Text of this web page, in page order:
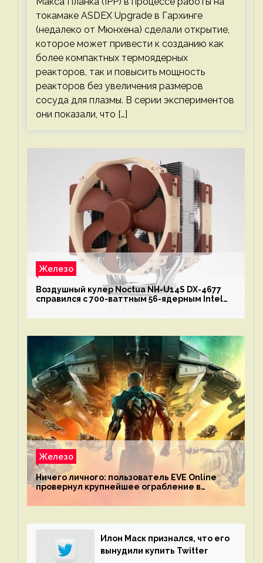
токамаке ASDEX Upgrade в Гархинге
(недалеко от Мюнхена) сделали открытие,
которое может привести к созданию как
более компактных термоядерных
реакторов, так и повысить мощность
реакторов без увеличения размеров
сосуда для плазмы. В серии экспериментов
они показали, что […]
Железо
Воздушный кулер Noctua NH-U14S DX-4677
справился с 700-ваттным 56-ядерным Intel
Железо
Ничего личного: пользователь EVE Online
провернул крупнейшее ограбление в
механике
Илон Маск признался, что его
вынудили купить Twitter